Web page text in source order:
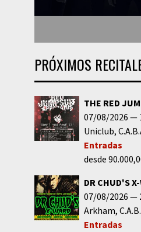
PRÓXIMOS
THE RED
07/08/2026
Uniclub
Entradas
desde
DR CHUD'S
07/08/2026
Arkham
Entradas